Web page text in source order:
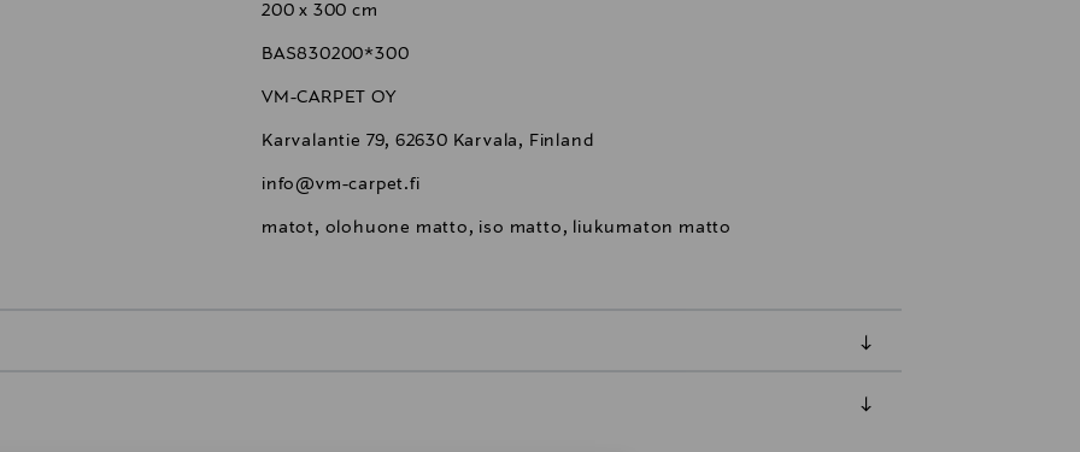
200 x 300 cm
BAS830200*300
VM-CARPET OY
Karvalantie 79, 62630 Karvala, Finland
info@vm-carpet.fi
matot, olohuone matto, iso matto, liukumaton matto